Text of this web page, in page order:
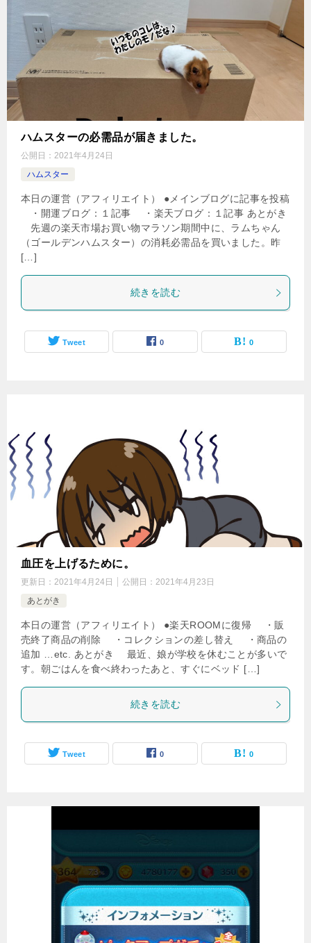
ハムスターの必需品が届きました。
公開日： 2021年4月24日
ハムスター
本日の運営（アフィリエイト） ●メインブログに記事を投稿
・開運ブログ：１記事 ・楽天ブログ：１記事 あとがき
先週の楽天市場お買い物マラソン期間中に、ラムちゃん
（ゴールデンハムスター）の消耗必需品を買いました。昨
[…]
続きを読む
Tweet 0 0
血圧を上げるために。
更新日： 2021年4月24日 公開日： 2021年4月23日
あとがき
本日の運営（アフィリエイト） ●楽天ROOMに復帰 ・販
売終了商品の削除 ・コレクションの差し替え ・商品の
追加 …etc. あとがき 最近、娘が学校を休むことが多いで
す。朝ごはんを食べ終わったあと、すぐにベッド […]
続きを読む
Tweet 0 0